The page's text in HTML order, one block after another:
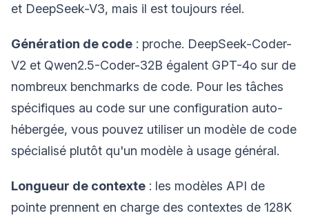
et DeepSeek-V3, mais il est toujours réel.
Génération de code : proche. DeepSeek-Coder-
V2 et Qwen2.5-Coder-32B égalent GPT-4o sur de
nombreux benchmarks de code. Pour les tâches
spécifiques au code sur une configuration auto-
hébergée, vous pouvez utiliser un modèle de code
spécialisé plutôt qu'un modèle à usage général.
Longueur de contexte : les modèles API de
pointe prennent en charge des contextes de 128K